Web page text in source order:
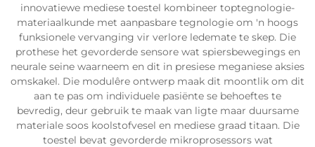
innovatiewe mediese toestel kombineer toptegnologie-
materiaalkunde met aanpasbare tegnologie om 'n hoogs
funksionele vervanging vir verlore ledemate te skep. Die
prothese het gevorderde sensore wat spiersbewegings en
neurale seine waarneem en dit in presiese meganiese aksies
omskakel. Die modulêre ontwerp maak dit moontlik om dit
aan te pas om individuele pasiënte se behoeftes te
bevredig, deur gebruik te maak van ligte maar duursame
materiale soos koolstofvesel en mediese graad titaan. Die
toestel bevat gevorderde mikroprosessors wat